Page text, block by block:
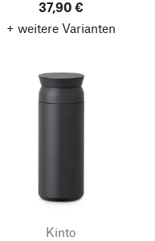
37,90 €
+ weitere Varianten
Kinto